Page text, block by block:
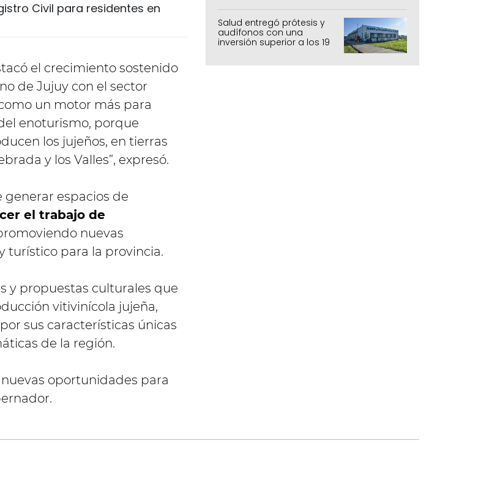
Civil para residentes en
el crecimiento sostenido
de Jujuy con el sector
un motor más para
enoturismo, porque
los jujeños, en tierras
y los Valles”, expresó.
espacios de
el trabajo de
nuevas
turístico para la provincia.
y propuestas culturales que
vitivinícola jujeña,
sus características únicas
de la región.
oportunidades para
Salud entregó prótesis y
audífonos con una
inversión superior a los 19
millones de pesos